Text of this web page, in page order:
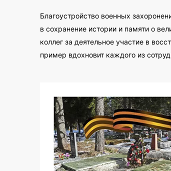
Благоустройство военных
в сохранение истории и памяти о
коллег за деятельное участие в
пример вдохновит каждого из